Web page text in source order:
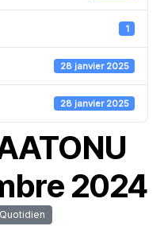
1
28 janvier 2025
28 janvier 2025
2024